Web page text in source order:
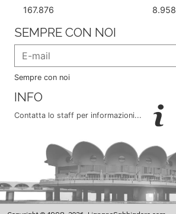
167.876 8.958
SEMPRE CON NOI
Sempre con noi
INFO
Contatta lo staff per informazioni...